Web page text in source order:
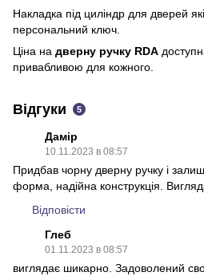
Накладка під циліндр для дверей
персональний ключ.
Ціна на дверну ручку RDA
привабливою для кожного.
Відгуки 5
Дамір
10.11.2023 в 08:57
Придбав чорну дверну ручку і
форма, надійна конструкція.
Відповісти
Глеб
01.11.2023 в 08:57
виглядає шикарно. Задоволений